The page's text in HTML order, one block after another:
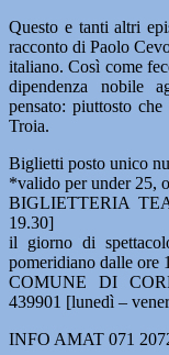
Questo e tanti altri
racconto di Paolo
italiano. Così come
dipendenza nobile
pensato: piuttosto
Troia.
Biglietti posto unico
*valido per under 25,
BIGLIETTERIA
19.30]
il giorno di
pomeridiano dalle ore
COMUNE DI
439901 [lunedì –
INFO AMAT 071